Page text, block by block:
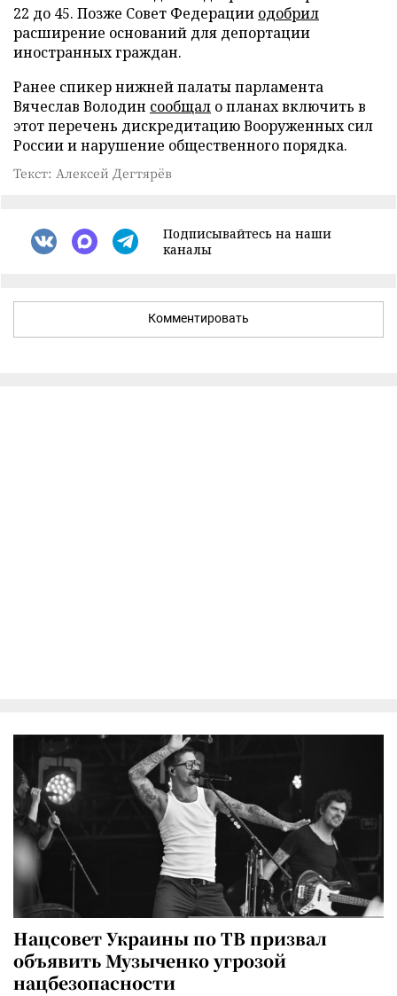
22 до 45. Позже Совет Федерации одобрил
расширение оснований для депортации
иностранных граждан.
Ранее спикер нижней палаты парламента
Вячеслав Володин сообщал о планах включить в
этот перечень дискредитацию Вооруженных сил
России и нарушение общественного порядка.
Текст: Алексей Дегтярёв
Подписывайтесь на наши
каналы
Комментировать
Нацсовет Украины по ТВ призвал
объявить Музыченко угрозой
нацбезопасности